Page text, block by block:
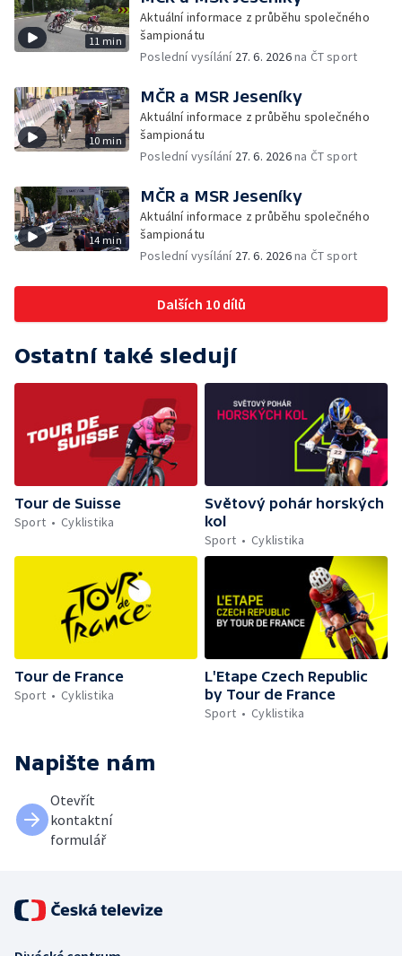
11 min
Aktuální informace z průběhu společného
šampionátu
Poslední vysílání 27. 6. 2026na ČT sport
10 min
MČR a MSR Jeseníky
Aktuální informace z průběhu společného
šampionátu
Poslední vysílání 27. 6. 2026na ČT sport
14 min
MČR a MSR Jeseníky
Aktuální informace z průběhu společného
šampionátu
Poslední vysílání 27. 6. 2026na ČT sport
Dalších 10 dílů
Ostatní také sledují
Tour de Suisse
Sport
Cyklistika
Světový pohár horských
kol
Sport
Cyklistika
Tour de France
Sport
Cyklistika
L'Etape Czech Republic
by Tour de France
Sport
Cyklistika
Napište nám
Otevřít
kontaktní
formulář